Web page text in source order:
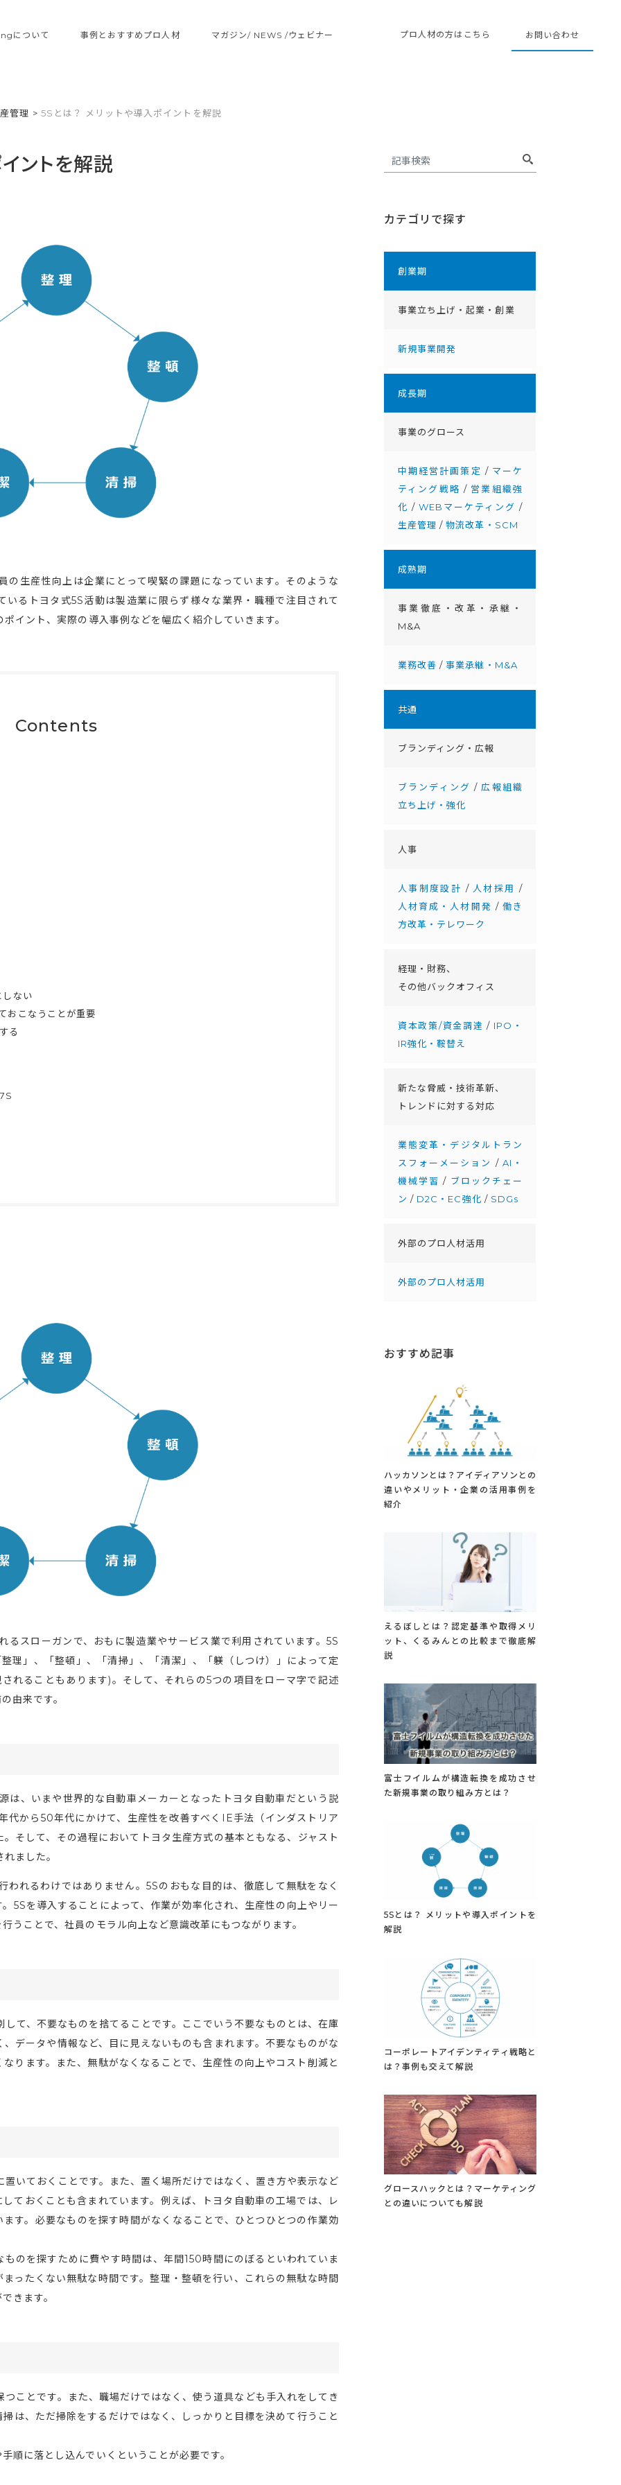
について 事例とおすすめプロ人材 マガジン/ NEWS /ウェビナー プロ人材の方はこちら お問い合わせ
管理 > 5Sとは？ メリットや導入ポイントを解説
ントを解説
の生産性向上は企業にとって喫緊の課題になっています。そのような
るトヨタ式5S活動は製造業に限らず様々な業界・職種で注目されて
イント、実際の導入事例などを幅広く紹介していきます。
Contents
しない
おこなうことが重要
る
るスローガンで、おもに製造業やサービス業で利用されています。5S
理」、「整頓」、「清掃」、「清潔」、「躾（しつけ）」によって定
れることもあります)。そして、それらの5つの項目をローマ字で記述
由来です。
は、いまや世界的な自動車メーカーとなったトヨタ自動車だという説
代から50年代にかけて、生産性を改善すべくIE手法（インダストリア
そして、その過程においてトヨタ生産方式の基本ともなる、ジャスト
ました。
れるわけではありません。5Sのおもな目的は、徹底して無駄をなく
5Sを導入することによって、作業が効率化され、生産性の向上やリー
うことで、社員のモラル向上など意識改革にもつながります。
て、不要なものを捨てることです。ここでいう不要なものとは、在庫
データや情報など、目に見えないものも含まれます。不要なものがな
ります。また、無駄がなくなることで、生産性の向上やコスト削減と
いておくことです。また、置く場所だけではなく、置き方や表示など
ておくことも含まれています。例えば、トヨタ自動車の工場では、レ
す。必要なものを探す時間がなくなることで、ひとつひとつの作業効
のを探すために費やす時間は、年間150時間にのぼるといわれていま
ったくない無駄な時間です。整理・整頓を行い、これらの無駄な時間
きます。
ことです。また、職場だけではなく、使う道具なども手入れをしてき
は、ただ掃除をするだけではなく、しっかりと目標を決めて行うこと
順に落とし込んでいくということが必要です。
カテゴリで探す
創業期
事業立ち上げ・起業・創業
新規事業開発
成⻑期
事業のグロース
中期経営計画策定 / マーケ
ティング戦略 / 営業組織強
化 / WEBマーケティング /
生産管理 /物流改革・SCM
成熟期
事業徹底・改⾰・承継・
M&A
業務改善 /事業承継・M&A
共通
ブランディング・広報
ブランディング /広報組織
立ち上げ・強化
人事
人事制度設計 / 人材採用 /
人材育成・人材開発 / 働き
方改革・テレワーク
経理・財務、
その他バックオフィス
資本政策/資金調達 / IPO・
IR強化・鞍替え
新たな脅威・技術革新、
トレンドに対する対応
業態変革・デジタルトラン
スフォーメーション / AI・
機械学習 / ブロックチェー
ン / D2C・EC強化 / SDGs
外部のプロ人材活用
外部のプロ人材活用
おすすめ記事
ハッカソンとは？アイディアソンとの
違いやメリット・企業の活用事例を
紹介
えるぼしとは？認定基準や取得メリ
ット、くるみんとの比較まで徹底解
説
富士フイルムが構造転換を成功させ
た新規事業の取り組み方とは？
5Sとは？ メリットや導入ポイントを
解説
コーポレートアイデンティティ戦略と
は？事例も交えて解説
グロースハックとは？マーケティング
との違いについても解説